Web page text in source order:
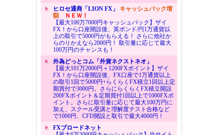
ヒロセ通商「LION FX」 キャッシュバック増
額ＮＥＷ！
【最大100万7000円キャッシュバック】ザイ
FX！から口座開設後、英ポンド/円1万通貨以
上の取引で5000円がもらえる！ さらに他社か
らのりかえなら2000円！ 取引量に応じて最大
100万円のチャンスも！
外為どっとコム「外貨ネクストネオ」
【最大101万2000円＋1200FXポイント】ザイ
FX！から口座開設後、FX口座で1万通貨以上
の取引1回で5000円+らくらくFX積立1回以上定
期買付で3000円。さらにらくらくFX積立開設
200FXポイント＆定期買付1回以上で1000FXポ
イント。さらに取引量に応じて最大100万円に
加え、スクール受講と理解度テスト合格など
で1000円、CFD開設と取引で最大4000円！
FXブロードネット